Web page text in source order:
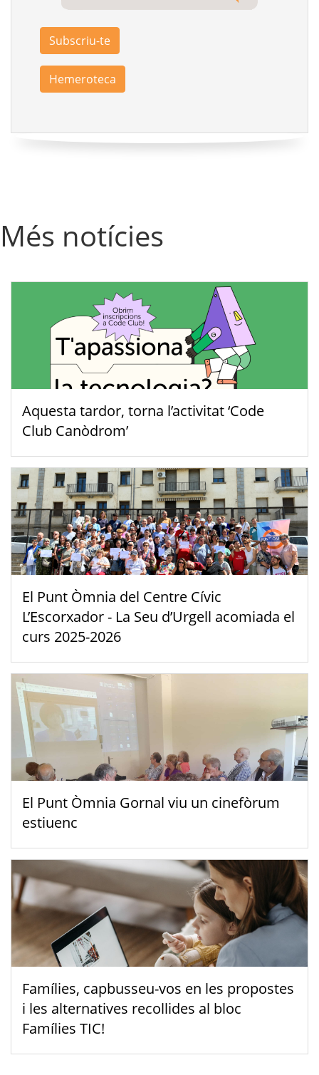
Subscriu-te
Hemeroteca
Més notícies
Aquesta tardor, torna l’activitat ‘Code
Club Canòdrom’
El Punt Òmnia del Centre Cívic
L’Escorxador - La Seu d’Urgell acomiada el
curs 2025-2026
El Punt Òmnia Gornal viu un cinefòrum
estiuenc
Famílies, capbusseu-vos en les propostes
i les alternatives recollides al bloc
Famílies TIC!